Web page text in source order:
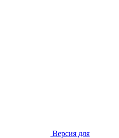
Версия для